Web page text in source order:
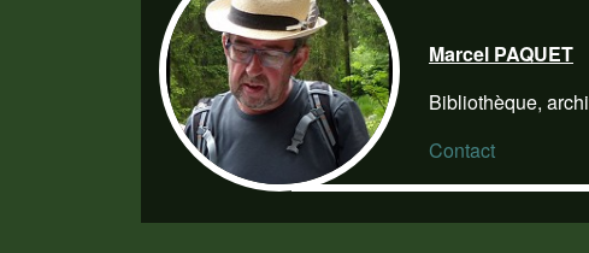
Marcel PAQUET
Bibliothèque,
Contact